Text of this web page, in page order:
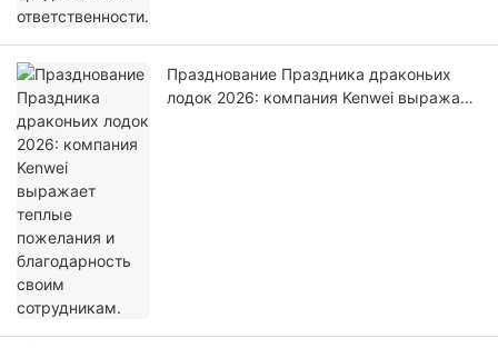
Празднование Праздника драконьих
лодок 2026: компания Kenwei выражает